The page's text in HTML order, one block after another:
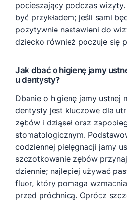
pocieszający podczas
być przykładem; jeśli sami
pozytywnie nastawieni do
dziecko również poczuje się
Jak dbać o higienę jamy
u dentysty?
Dbanie o higienę jamy ustnej
dentysty jest kluczowe dla
zębów i dziąseł oraz
stomatologicznym.
codziennej pielęgnacji jamy
szczotkowanie zębów
dziennie; najlepiej używać
fluor, który pomaga
przed próchnicą. Oprócz